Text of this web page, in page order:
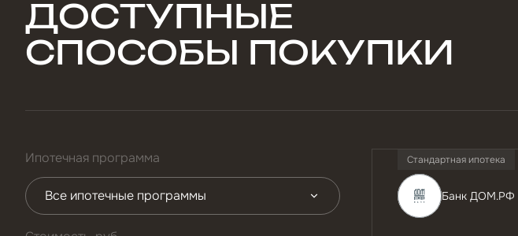
ДОСТУПНЫЕ
СПОСОБЫ ПОКУПКИ
Ипотечная программа
Все ипотечные программы Банк ДОМ.РФ
Стандартная ипотека